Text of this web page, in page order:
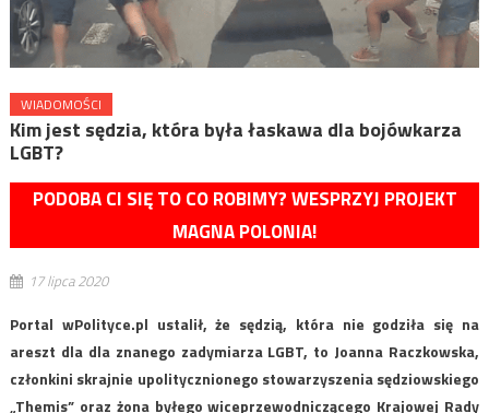
WIADOMOŚCI
Kim jest sędzia, która była łaskawa dla bojówkarza
LGBT?
PODOBA CI SIĘ TO CO ROBIMY? WESPRZYJ PROJEKT
MAGNA POLONIA!
17 lipca 2020
Portal wPolityce.pl ustalił, że sędzią, która nie godziła się na
areszt dla dla znanego zadymiarza LGBT, to Joanna Raczkowska,
członkini skrajnie upolitycznionego stowarzyszenia sędziowskiego
„Themis” oraz żona byłego wiceprzewodniczącego Krajowej Rady